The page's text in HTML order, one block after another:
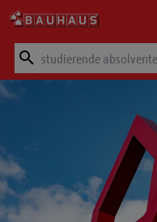
Zum Hauptinhalt springen
Suchfeld